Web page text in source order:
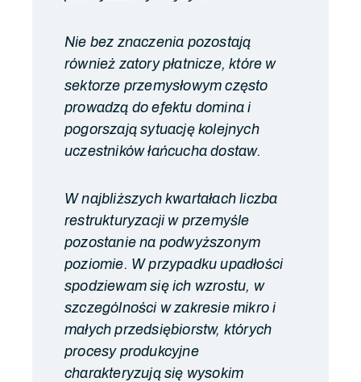
Nie bez znaczenia pozostają
również zatory płatnicze, które w
sektorze przemysłowym często
prowadzą do efektu domina i
pogorszają sytuację kolejnych
uczestników łańcucha dostaw.
W najbliższych kwartałach liczba
restrukturyzacji w przemyśle
pozostanie na podwyższonym
poziomie. W przypadku upadłości
spodziewam się ich wzrostu, w
szczególności w zakresie mikro i
małych przedsiębiorstw, których
procesy produkcyjne
charakteryzują się wysokim